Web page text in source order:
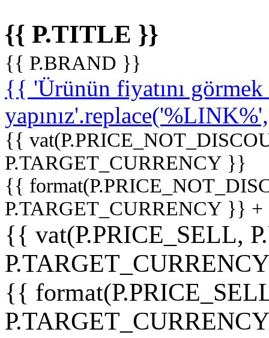
{{ P.TITLE }}
{{ P.BRAND }}
{{ 'Ürünün fiyatını
{{
P.TARGET_CURRENCY }}
{{
P.TARGET_CURRENCY }}
{{ vat(P.PRICE_SELL,
{{